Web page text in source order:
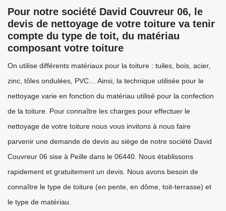
Pour notre société David Couvreur 06, le
devis de nettoyage de votre toiture va tenir
compte du type de toit, du matériau
composant votre toiture
On utilise différents matériaux pour la toiture : tuiles, bois, acier,
zinc, tôles ondulées, PVC… Ainsi, la technique utilisée pour le
nettoyage varie en fonction du matériau utilisé pour la confection
de la toiture. Pour connaître les charges pour effectuer le
nettoyage de votre toiture nous vous invitons à nous faire
parvenir une demande de devis au siège de notre société David
Couvreur 06 sise à Peille dans le 06440. Nous établissons
rapidement et gratuitement un devis. Nous avons besoin de
connaître le type de toiture (en pente, en dôme, toit-terrasse) et
le type de matériau.